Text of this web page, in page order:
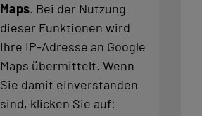
Maps. Bei der Nutzung
dieser Funktionen wird
Ihre IP-Adresse an Google
Maps übermittelt. Wenn
Sie damit einverstanden
sind, klicken Sie auf: